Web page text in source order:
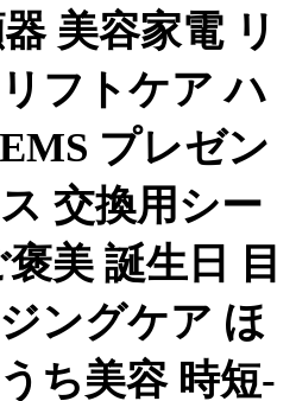
美容家電 リ
フトケア ハ
プレゼン
交換用シー
褒美 誕生日 目
ングケア ほ
ち美容 時短-